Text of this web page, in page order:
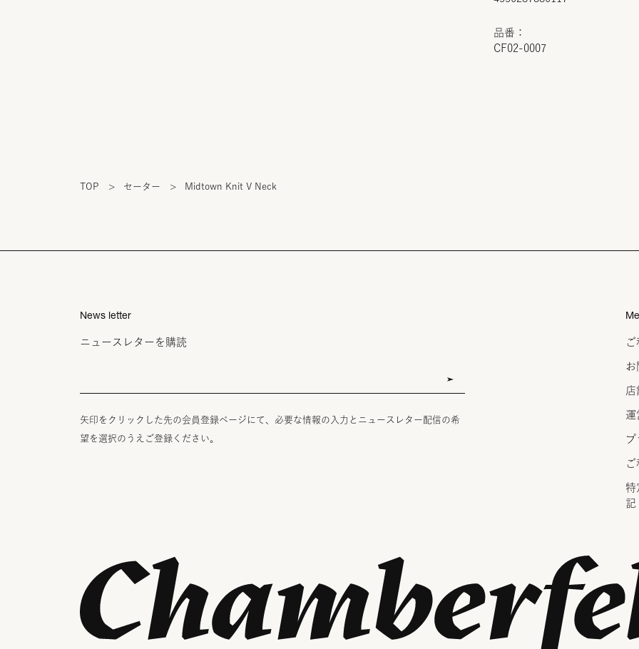
品番：
CF02-0007
TOP > セーター > Midtown Knit V Neck
News letter
ニュースレターを購読
矢印をクリックした先の会員登録ページにて、必要な情報の入力とニュースレター配信の希
望を選択のうえご登録ください。
ご
お
店
運
プ
ご
特
記